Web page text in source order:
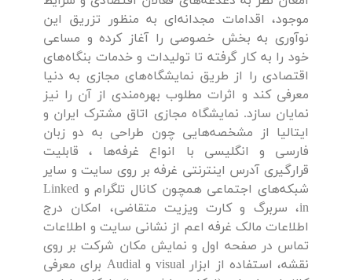
موجود، اقدامات مجدانه‌ای به منظور تزریق این
نوآوری به بخش خصوصی را آغاز کرده و مساعی
خود را به کار گرفته تا تولیدات و خدمات بنگاه‌های
اقتصادی را از طریق نمایشگاه‌های مجازی به دنیا
معرفی کند و اثرات مطلوب بهره‌مندی از آن را نیز
نمایان سازد. نمایشگاه مجازی اتاق مشترک ایران و
ایتالیا از مشخصه‌هایی چون طراحی به دو زبان
فارسی و انگلیسی با انواع غرفه‌ها ، قابلیت
قرارگیری آدرس اینترنتی غرفه بر روی سایت و سایر
شبکه‌های اجتماعی همچون کانال تلگرام و Linked
in، سربرگ و کارت ویزیت متقاضی، امکان درج
اطلاعات مالک غرفه اعم از نشانی سایت و اطلاعات
تماس در صفحه اول و نمایش مکان شرکت بر روی
نقشه، استفاده از ابزار visual و Audial برای معرفی